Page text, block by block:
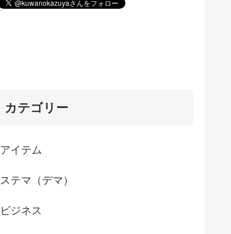
カテゴリー
アイテム
ステマ（デマ）
ビジネス